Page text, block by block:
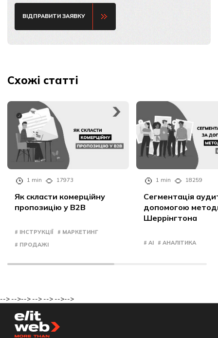
ВІДПРАВИТИ ЗАЯВКУ
Схожі статті
1 min 17973
Як скласти комерційну
пропозицію у B2B
# ІНСТРУКЦІЇ
# МАРКЕТИНГ
# ПРОДАЖІ
1 min 18259
Сегментація
допомогою
Шеррінгтона
# AI # АНАЛІТИКА
--> -->--> --> --> -->-->